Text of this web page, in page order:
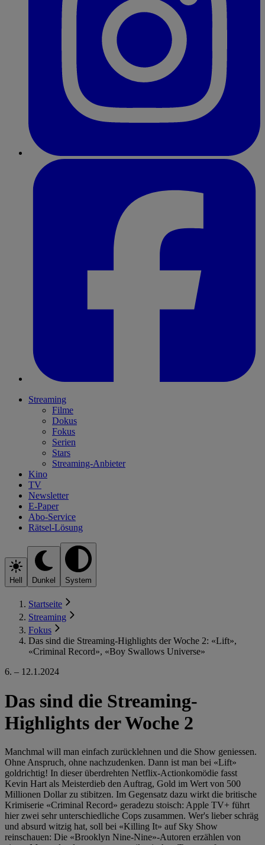
Streaming
Filme
Dokus
Fokus
Serien
Stars
Streaming-Anbieter
Kino
TV
Newsletter
E-Paper
Abo-Service
Rätsel-Lösung
Hell Dunkel System
Startseite
Streaming
Fokus
Das sind die Streaming-Highlights der Woche 2: «Lift»,
«Criminal Record», «Boy Swallows Universe»
6. – 12.1.2024
Das sind die Streaming-
Highlights der Woche 2
Manchmal will man einfach zurücklehnen und die Show geniessen.
Ohne Anspruch, ohne nachzudenken. Dann ist man bei «Lift»
goldrichtig! In dieser überdrehten Netflix-Actionkomödie fasst
Kevin Hart als Meisterdieb den Auftrag, Gold im Wert von 500
Millionen Dollar zu stibitzen. Im Gegensatz dazu wirkt die britische
Krimiserie «Criminal Record» geradezu stoisch: Apple TV+ führt
hier zwei sehr unterschiedliche Cops zusammen. Wer's lieber schräg
und absurd witzig hat, soll bei «Killing It» auf Sky Show
reinschauen: Die «Brooklyn Nine-Nine»-Autoren erzählen von